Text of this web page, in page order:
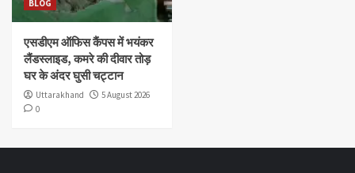
BLOG
एसडीएम ऑफिस कैंपस में भयंकर
लैंडस्लाइड, कमरे की दीवार तोड़
घर के अंदर घुसी चट्टान
Uttarakhand
5 August 2026
0